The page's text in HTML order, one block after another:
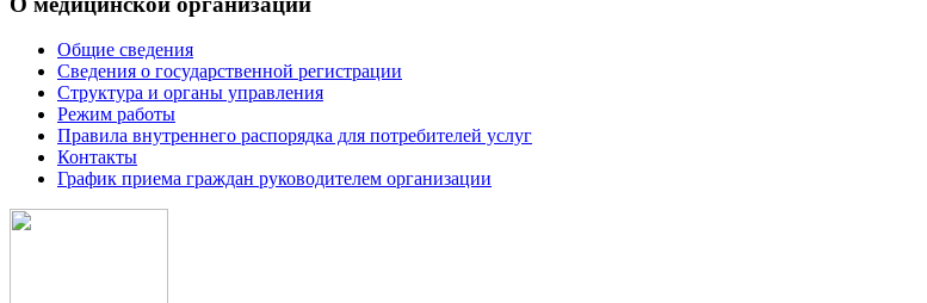
Общие сведения
Сведения о государственной регистрации
Структура и органы управления
Режим работы
Правила внутреннего распорядка для потребителей услуг
Контакты
График приема граждан руководителем организации